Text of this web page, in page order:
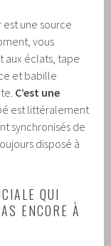
est une source
vous
aux éclats, tape
et babille
C’est une
est littéralement
synchronisés de
disposé à
QUI
ENCORE À